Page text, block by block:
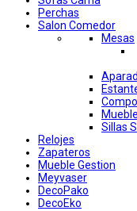
Perchas
Salon Comedor
Mesas
Sillas
Relojes
Zapateros
Mueble Gestion
Meyvaser
DecoPako
DecoEko